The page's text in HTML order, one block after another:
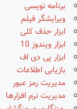
برنامه نویسی
ویرایشگر فیلم
ابزار حذف کلی
ابزار ویندوز 10
ابزار پی دی اف
بازیابی اطلاعات
مدیریت رمز عبور
مدیریت نرم افزارها